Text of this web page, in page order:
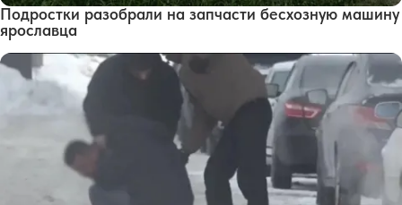
Подростки разобрали на запчасти бесхозную машину
ярославца